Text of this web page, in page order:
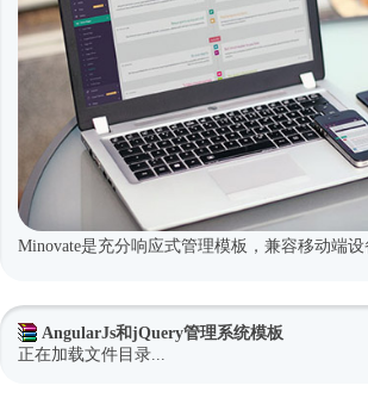
Minovate是充分响应式管理模板，兼容移动端设
AngularJs和jQuery管理系统模板
正在加载文件目录...